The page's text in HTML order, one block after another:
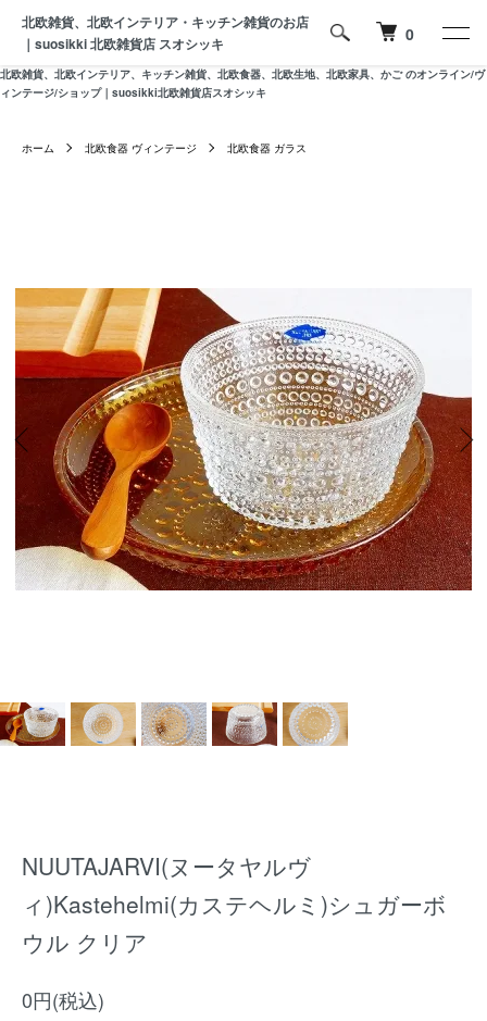
北欧雑貨、北欧インテリア、キッチン雑貨、北欧食器、北欧生地、北欧家具、かご のオンライン/ヴ
ィンテージ/ショップ｜suosikki北欧雑貨店スオシッキ
北欧雑貨、北欧インテリア・キッチン雑貨のお店
｜suosikki 北欧雑貨店 スオシッキ
0
ホーム 北欧食器 ヴィンテージ 北欧食器 ガラス
NUUTAJARVI(ヌータヤルヴ
ィ)Kastehelmi(カステヘルミ)シュガーボ
ウル クリア
0円(税込)